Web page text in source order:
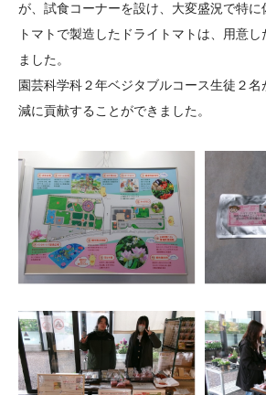
が、試食コーナーを設け、大変盛況で特に
トマトで製造したドライトマトは、用意
ました。
園芸科学科２年ベジタブルコース生徒２名
減に貢献することができました。